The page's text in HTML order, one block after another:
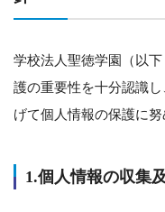
学校法人聖徳学園（以
護の重要性を十分認識
げて個人情報の保護に努
1.個人情報の収集